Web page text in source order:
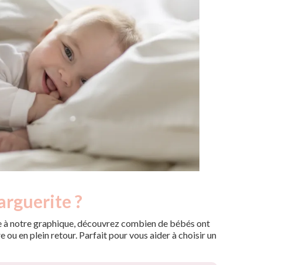
?
à notre graphique, découvrez combien de bébés ont
ou en plein retour. Parfait pour vous aider à choisir un